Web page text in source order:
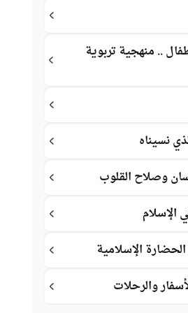
.. منهجية تربوية
نسيناه
وصلاح القلوب
الإسلام
الإسلامية
والرحلات